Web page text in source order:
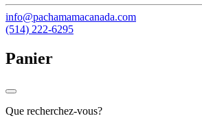
info@pachamamacanada.com
(514) 222-6295
Panier
Que recherchez-vous?